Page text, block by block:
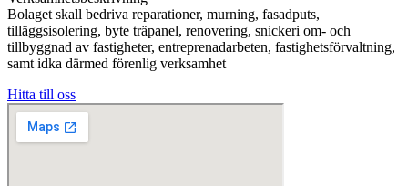
Bolaget skall bedriva reparationer, murning, fasadputs,
tilläggsisolering, byte träpanel, renovering, snickeri om- och
tillbyggnad av fastigheter, entreprenadarbeten, fastighetsförvaltning,
samt idka därmed förenlig verksamhet
Hitta till oss